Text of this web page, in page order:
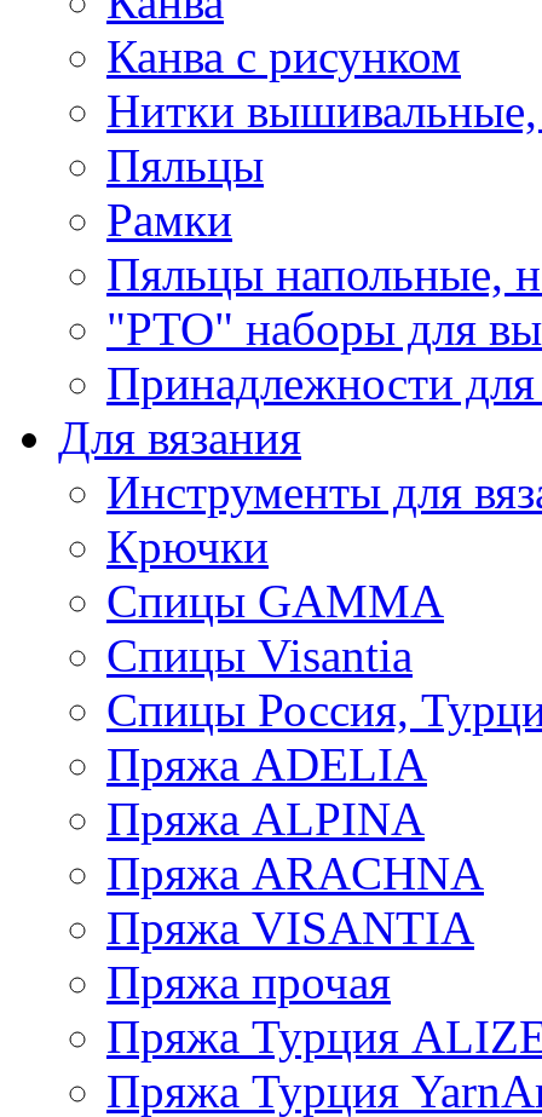
Канва с рисунком
Нитки
Пяльцы
Рамки
Пяльцы напольные,
"РТО" наборы для
Принадлежности
Для вязания
Инструменты для
Крючки
Спицы GAMMA
Спицы Visantia
Спицы Россия,
Пряжа ADELIA
Пряжа ALPINA
Пряжа ARACHNA
Пряжа VISANTIA
Пряжа прочая
Пряжа Турция
Пряжа Турция